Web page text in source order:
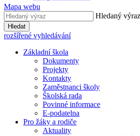
Mapa webu
Hledaný výraz
Hledat
rozšířené vyhledávání
Základní škola
Dokumenty
Projekty
Kontakty
Zaměstnanci školy
Školská rada
Povinné informace
E-podatelna
Pro žáky a rodiče
Aktuality